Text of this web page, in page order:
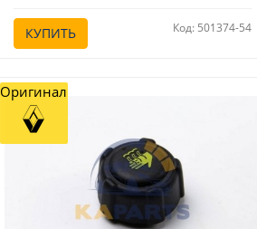
КУПИТЬ Код: 501374-54
Оригинал